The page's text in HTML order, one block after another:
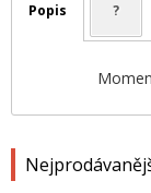
Popis ?